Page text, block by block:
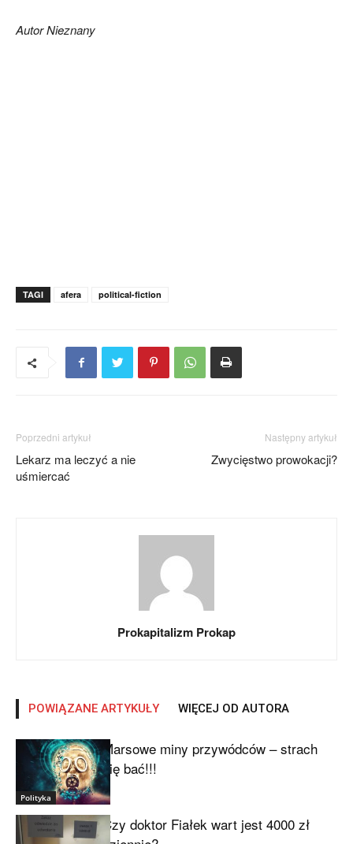
Autor Nieznany
TAGI afera political-fiction
Poprzedni artykuł
Lekarz ma leczyć a nie
uśmiercać
Następny artykuł
Zwycięstwo prowokacji?
Prokapitalizm Prokap
POWIĄZANE ARTYKUŁY WIĘCEJ OD AUTORA
Polityka
Marsowe miny przywódców – strach
się bać!!!
Czy doktor Fiałek wart jest 4000 zł